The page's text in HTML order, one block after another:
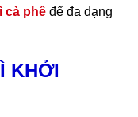
cà phê để đa dạng
KHỞI